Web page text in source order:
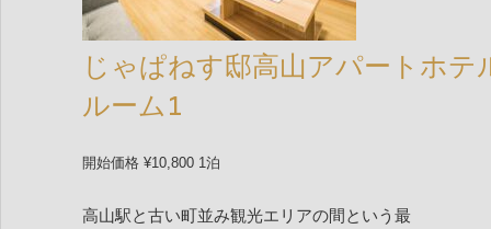
じゃぱねす邸高山アパートホテ
ルーム1
開始価格 ¥10,800 1泊
高山駅と古い町並み観光エリアの間という最